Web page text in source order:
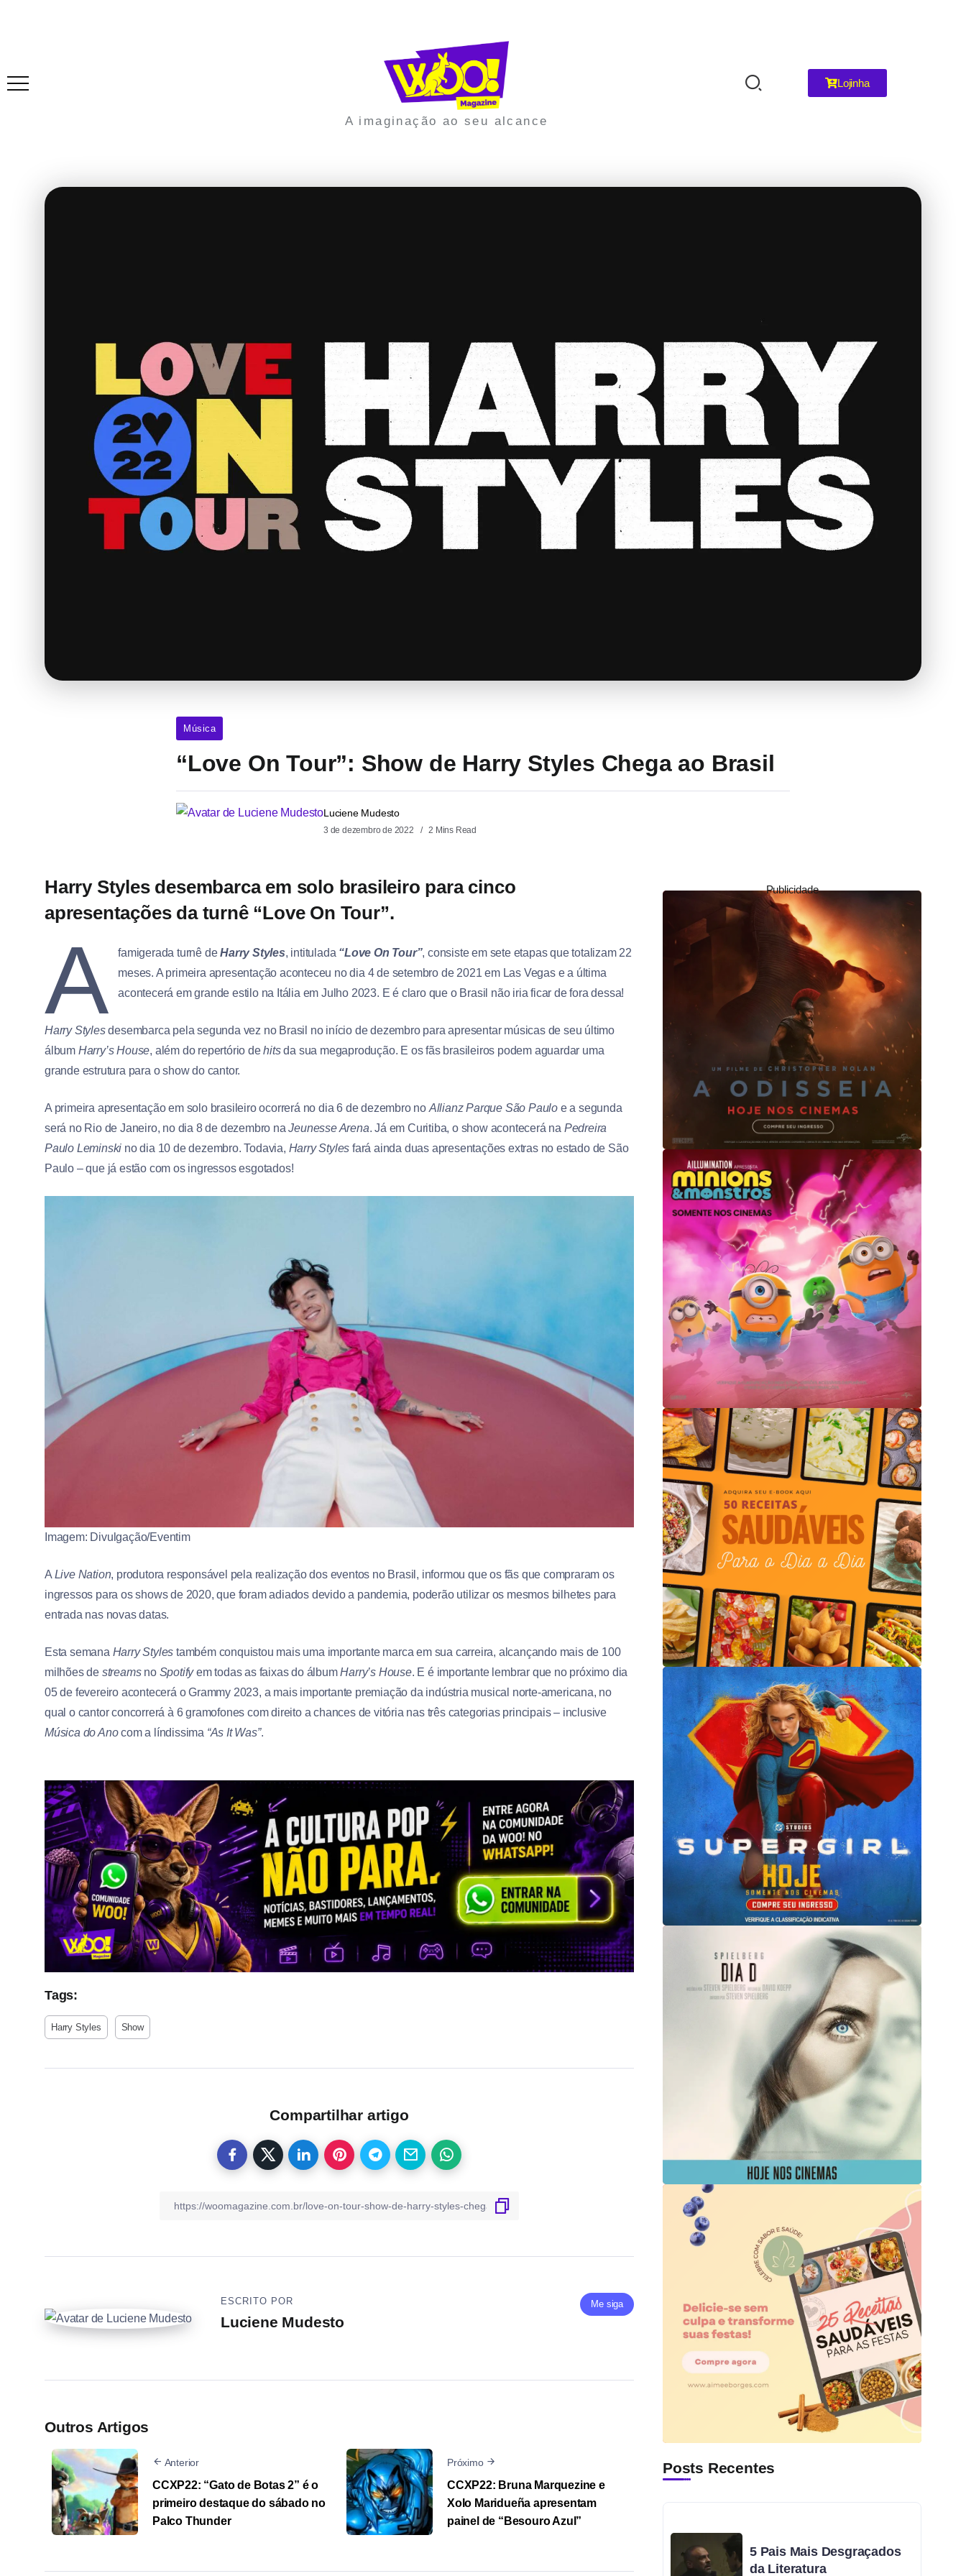
A imaginação ao seu alcance
Lojinha
Música
“Love On Tour”: Show de Harry Styles Chega ao Brasil
Luciene Mudesto
3 de dezembro de 2022 2 Mins Read
Harry Styles desembarca em solo brasileiro para cinco
apresentações da turnê “Love On Tour”.
A famigerada turnê deHarry Styles, intitulada “Love On Tour”, consiste em sete etapas que totalizam 22
meses. A primeira apresentação aconteceu no dia 4 de setembro de 2021 em Las Vegas e a última
acontecerá em grande estilo na Itália em Julho 2023. E é claro que o Brasil não iria ficar de fora dessa!
Harry Stylesdesembarca pela segunda vez no Brasil no início de dezembro para apresentar músicas de seu último
álbum Harry’s House, além do repertório dehitsda sua megaprodução. E os fãs brasileiros podem aguardar uma
grande estrutura para o show do cantor.
A primeira apresentação em solo brasileiro ocorrerá no dia 6 de dezembro no Allianz Parque São Paulo e a segunda
será no Rio de Janeiro, no dia 8 de dezembro naJeunesse Arena. Já em Curitiba, o show acontecerá na Pedreira
Paulo Leminski no dia 10 de dezembro. Todavia, Harry Styles fará ainda duas apresentações extras no estado de São
Paulo – que já estão com os ingressos esgotados!
Imagem: Divulgação/Eventim
A Live Nation, produtora responsável pela realização dos eventos no Brasil, informou que os fãs que compraram os
ingressos para os shows de 2020, que foram adiados devido a pandemia, poderão utilizar os mesmos bilhetes para
entrada nas novas datas.
Esta semana Harry Styles também conquistou mais uma importante marca em sua carreira, alcançando mais de 100
milhões de streamsno Spotifyem todas as faixas do álbumHarry’s House. E é importante lembrar que no próximo dia
05 de fevereiro acontecerá o Grammy 2023, a mais importante premiação da indústria musical norte-americana, no
qual o cantor concorrerá à 6 gramofones com direito a chances de vitória nas três categorias principais – inclusive
Música do Anocom a líndissima “As It Was”.
Tags:
Harry Styles Show
Compartilhar artigo
Me siga
ESCRITO POR
Luciene Mudesto
Outros Artigos
Anterior
CCXP22: “Gato de Botas 2” é o
primeiro destaque do sábado no
Palco Thunder
Próximo
CCXP22: Bruna Marquezine e
Xolo Maridueña apresentam
painel de “Besouro Azul”
Publicidade
Posts Recentes
5 Pais Mais Desgraçados
da Literatura